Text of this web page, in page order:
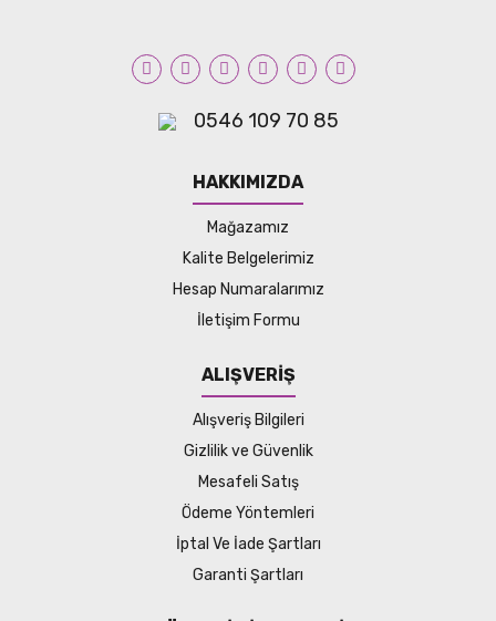
0546 109 70 85
HAKKIMIZDA
Mağazamız
Kalite Belgelerimiz
Hesap Numaralarımız
İletişim Formu
ALIŞVERİŞ
Alışveriş Bilgileri
Gizlilik ve Güvenlik
Mesafeli Satış
Ödeme Yöntemleri
İptal Ve İade Şartları
Garanti Şartları